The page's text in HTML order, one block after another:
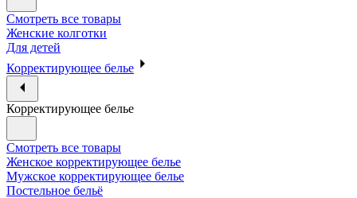
Смотреть все товары
Женские колготки
Для детей
Корректирующее белье
Корректирующее белье
Смотреть все товары
Женское корректирующее белье
Мужское корректирующее белье
Постельное бельё